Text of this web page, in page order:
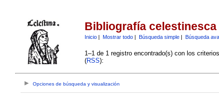
Bibliografía celestinesca
Inicio| Mostrar todo| Búsqueda simple| Búsqueda
1–1 de 1 registro encontrado(s) con los
(RSS):
Opciones de búsqueda y visualización